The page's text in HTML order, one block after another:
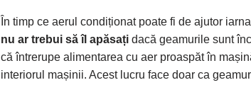
În timp ce aerul condiționat poate fi de ajutor
nu ar trebui să îl apăsați dacă geamurile sunt
că întrerupe alimentarea cu aer proaspăt în
interiorul mașinii. Acest lucru face doar ca